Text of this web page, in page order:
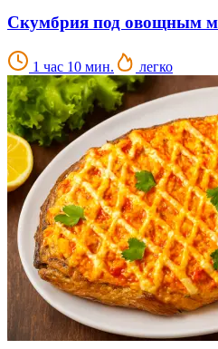
Скумбрия под овощным
1 час 10 мин. легко